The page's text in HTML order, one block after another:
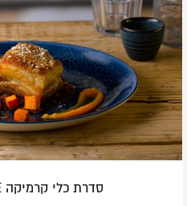
סדרת כלי קרמיקה PLUME